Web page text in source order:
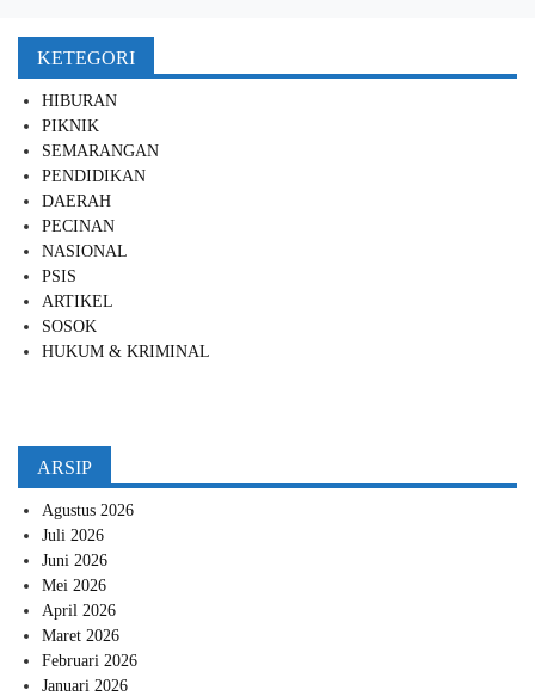
KETEGORI
HIBURAN
PIKNIK
SEMARANGAN
PENDIDIKAN
DAERAH
PECINAN
NASIONAL
PSIS
ARTIKEL
SOSOK
HUKUM & KRIMINAL
ARSIP
Agustus 2026
Juli 2026
Juni 2026
Mei 2026
April 2026
Maret 2026
Februari 2026
Januari 2026